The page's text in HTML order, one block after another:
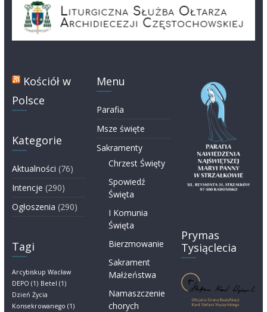
Kościół w
Polsce
Kategorie
Aktualności (76)
Intencje (290)
Ogłoszenia (290)
Tagi
Arcybiskup Wacław
DEPO (1) Betel (1)
Dzień Życia
Konsekrowanego (1)
Menu
Parafia
Msze święte
Sakramenty
Chrzest Święty
Spowiedź
Święta
I Komunia
Święta
Bierzmowanie
Sakrament
Małżeństwa
Namaszczenie
chorych
Prymas
Tysiąclecia